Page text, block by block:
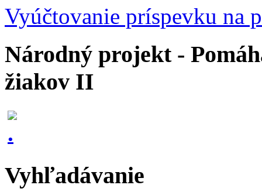
Vyúčtovanie príspevku na
Národný projekt -
žiakov II
Vyhľadávanie